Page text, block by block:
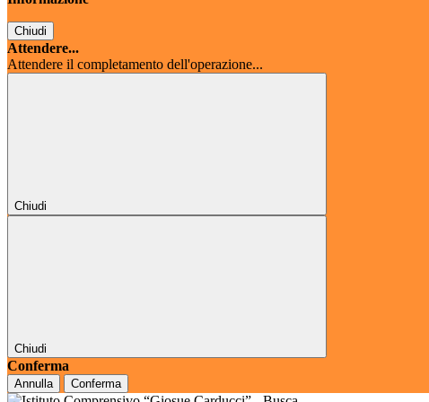
Chiudi
Attendere...
Attendere il completamento dell'operazione...
Chiudi
Chiudi
Conferma
Annulla Conferma